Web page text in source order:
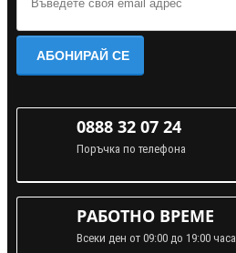
АБОНИРАЙ СЕ
0888 32 07 24
Поръчка по телефона
РАБОТНО ВРЕМЕ
Всеки ден от 09:00 до 19:00 часа